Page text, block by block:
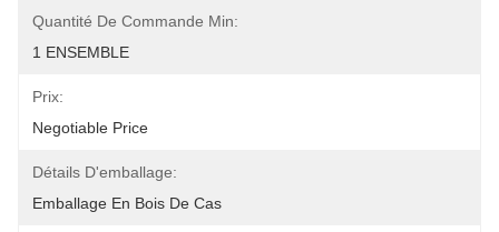
Quantité De Commande Min:
1 ENSEMBLE
Prix:
Negotiable Price
Détails D'emballage:
Emballage En Bois De Cas